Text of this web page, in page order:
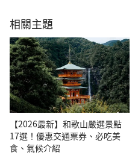
相關主題
【2026最新】和歌山嚴選景點
17選！優惠交通票券、必吃美
食、氣候介紹